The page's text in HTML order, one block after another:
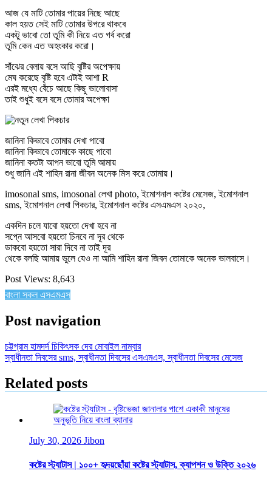
আজ যে মাটি তোমার পায়ের নিছে আছে
কাল হয়ত সেই মাটি তোমার উপরে থাকবে
একটু ভাবো তো তুমি কী নিয়ে এত গর্ব করো
তুমি কেন এত অহংকার করো।
সাঁঝের বেলায় বসে আছি বৃষ্টির অপেক্ষায়
মেঘ করেছে বৃষ্টি হবে এটাই আশা R
এরই মধ্যে বেঁচে আছে কিছু ভালোবাসা
তাই শুধুই বসে বসে তোমার অপেক্ষা
জানিনা কিভাবে তোমার দেখা পাবো
জানিনা কিভাবে তোমাকে কাছে পাবো
জানিনা কতটা আপন ভাবো তুমি আমায়
শুধু জানি এই শাহিন রানা জীবন অনেক মিস করে তোমায়।
imosonal sms, imosonal লেখা photo, ইমোশনাল কষ্টের মেসেজ, ইমোশনাল
sms, ইমোশনাল লেখা পিকচার, ইমোশনাল কষ্টের এসএমএস ২০২০,
একদিন চলে যাবো হয়তো দেখা হবে না
সপ্নে আসবো হয়তো চিনবে না দূর থেকে
ডাকবো হয়তো সারা দিবে না তাই দূর
থেকে বলছি আমায় ভুলে যেও না আমি শাহিন রানা জিবন তোমাকে অনেক ভালবাসে।
Post Views: 8,643
বাংলা সকল এসএমএস
Post navigation
চট্টগ্রাম হামদর্দ চিকিৎসক দের মোবাইল নাম্বার
স্বাধীনতা দিবসের sms, স্বাধীনতা দিবসের এসএমএস, স্বাধীনতা দিবসের মেসেজ
Related posts
July 30, 2026 Jibon
কষ্টের স্ট্যাটাস | ১০০+ হৃদয়ছোঁয়া কষ্টের স্ট্যাটাস, ক্যাপশন ও উক্তি ২০২৬